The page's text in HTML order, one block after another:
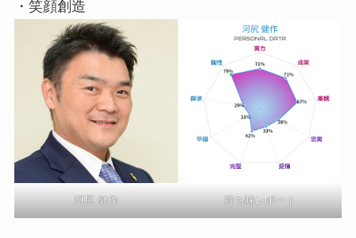
・笑顔創造
河尻 健作 持ち味レポート